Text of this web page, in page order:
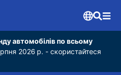
автомобілів по всьому
2026 р. - скористайтеся